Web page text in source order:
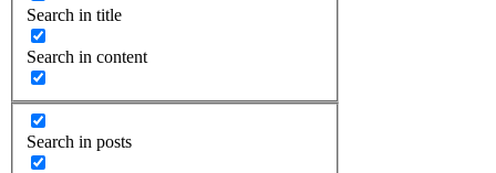
Search in title
Search in content
Search in posts